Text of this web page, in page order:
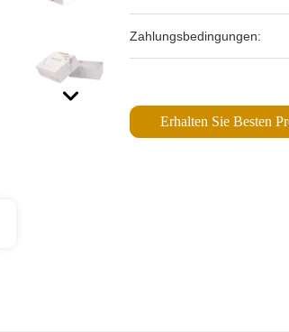
Zahlungsbedingungen:
Erhalten Sie Besten